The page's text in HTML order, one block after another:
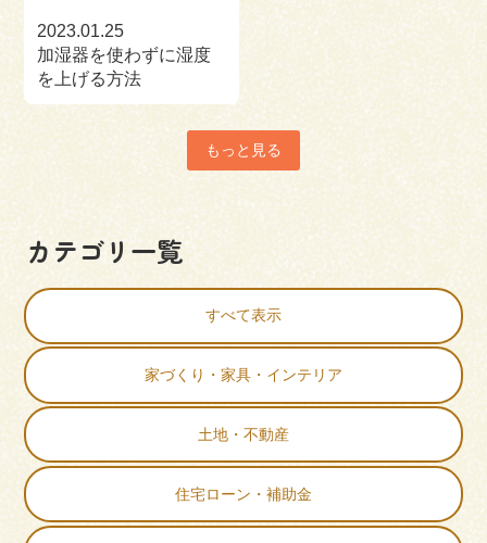
2023.01.25
加湿器を使わずに湿度
を上げる方法
もっと見る
カテゴリ一覧
すべて表示
家づくり・家具・インテリア
土地・不動産
住宅ローン・補助金